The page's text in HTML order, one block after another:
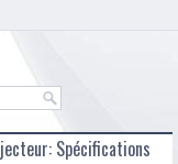
Spécifications